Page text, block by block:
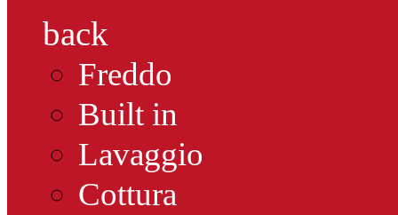
back
Freddo
Built in
Lavaggio
Cottura